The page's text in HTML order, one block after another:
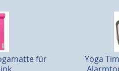
für
Yoga